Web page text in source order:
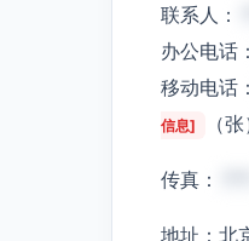
联系人：
办公电话：
移动电话：
信息]
（张
传真：
地址：北